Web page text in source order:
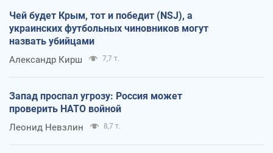
Чей будет Крым, тот и победит (NSJ), а
украинских футбольных чиновников могут
назвать убийцами
Александр Кирш 7,7 т.
Запад проспал угрозу: Россия может
проверить НАТО войной
Леонид Невзлин 8,7 т.